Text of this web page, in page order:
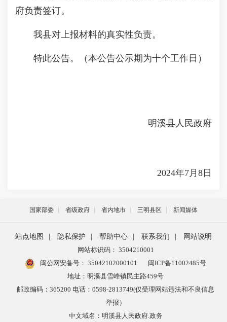
府负责签订。
我县对上报材料的真实性负责。
特此公告。（本公告公示期为十个工作日）
明溪县人民政府
2024年7月8日
国家部委 省级政府 省内地市 三明县区 新闻媒体
站点地图 隐私保护 帮助中心 联系我们
网站说明
网站标识码： 3504210001
闽公网安备号： 35042102000101
闽ICP备11002485号
地址：明溪县雪峰镇民主路459号
邮政编码：365200 电话：0598-2813749(仅受理网站违法和不良信息
举报）
中文域名：明溪县人民政府.政务